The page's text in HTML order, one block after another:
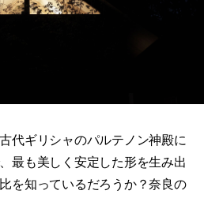
代ギリシャのパルテノン神殿に
最も美しく安定した形を生み出
を知っているだろうか？奈良の